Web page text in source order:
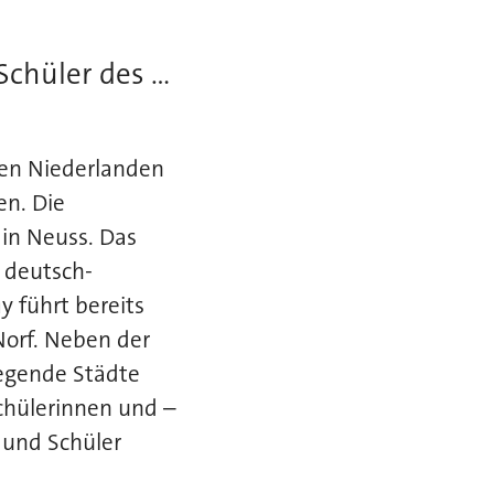
des ...
Niederlanden
Die
Neuss. Das
führt bereits
Neben der
Städte
und –
Schüler